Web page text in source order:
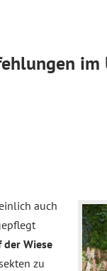
im
auch
Wiese
zu